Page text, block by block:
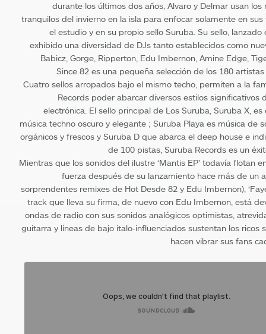
durante los últimos dos años, Alvaro y Delmar usan los
tranquilos del invierno en la isla para enfocar solamente en
el estudio y en su propio sello Suruba. Su sello, lanzado
exhibido una diversidad de DJs tanto establecidos como
Babicz, Gorge, Ripperton, Edu Imbernon, Amine Edge,
Since 82 es una pequeña selección de los 180 artistas
Cuatro sellos arropados bajo el mismo techo, permiten a la
Records poder abarcar diversos estilos significativos
electrónica. El sello principal de Los Suruba, Suruba X,
música techno oscuro y elegante ; Suruba Playa es música de
orgánicos y frescos y Suruba D que abarca el deep house e
de 100 pistas, Suruba Records es un
Mientras que los sonidos del ilustre ‘Mantis EP’ todavía flotan
fuerza después de su lanzamiento hace más de un
sorprendentes remixes de Hot Desde 82 y Edu Imbernon),
track que lleva su firma, de nuevo con Edu Imbernon, está
ondas de radio con sus sonidos analógicos optimistas,
guitarra y líneas de bajo italo-influenciados sustentan los ricos
hacen vibrar sus fans